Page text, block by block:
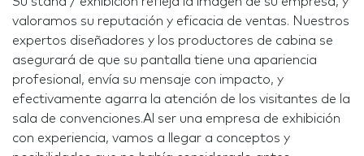
valoramos su reputación y eficacia de ventas. Nuestros
expertos diseñadores y los productores de cabina se
asegurará de que su pantalla tiene una apariencia
profesional, envía su mensaje con impacto, y
efectivamente agarra la atención de los visitantes de la
sala de convenciones.Al ser una empresa de exhibición
con experiencia, vamos a llegar a conceptos y